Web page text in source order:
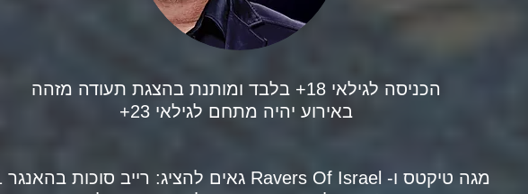
הכניסה לגילאי 18+ בלבד ומותנת בהצגת תעודה מזהה
באירוע יהיה מתחם לגילאי 23+
מגה טיקטס ו- Ravers Of Israel גאים להציג: רייב סוכות בהאנגר 11